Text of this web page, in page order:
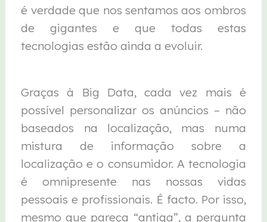
é verdade que nos sentamos aos ombros
de gigantes e que todas estas
tecnologias estão ainda a evoluir.
Graças à Big Data, cada vez mais é
possível personalizar os anúncios – não
baseados na localização, mas numa
mistura de informação sobre a
localização e o consumidor. A tecnologia
é omnipresente nas nossas vidas
pessoais e profissionais. É facto. Por isso,
mesmo que pareça “antiga”, a pergunta